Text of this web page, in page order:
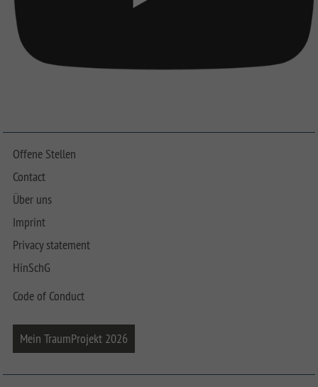
Offene Stellen
Contact
Über uns
Imprint
Privacy statement
HinSchG
Code of Conduct
Mein TraumProjekt 2026